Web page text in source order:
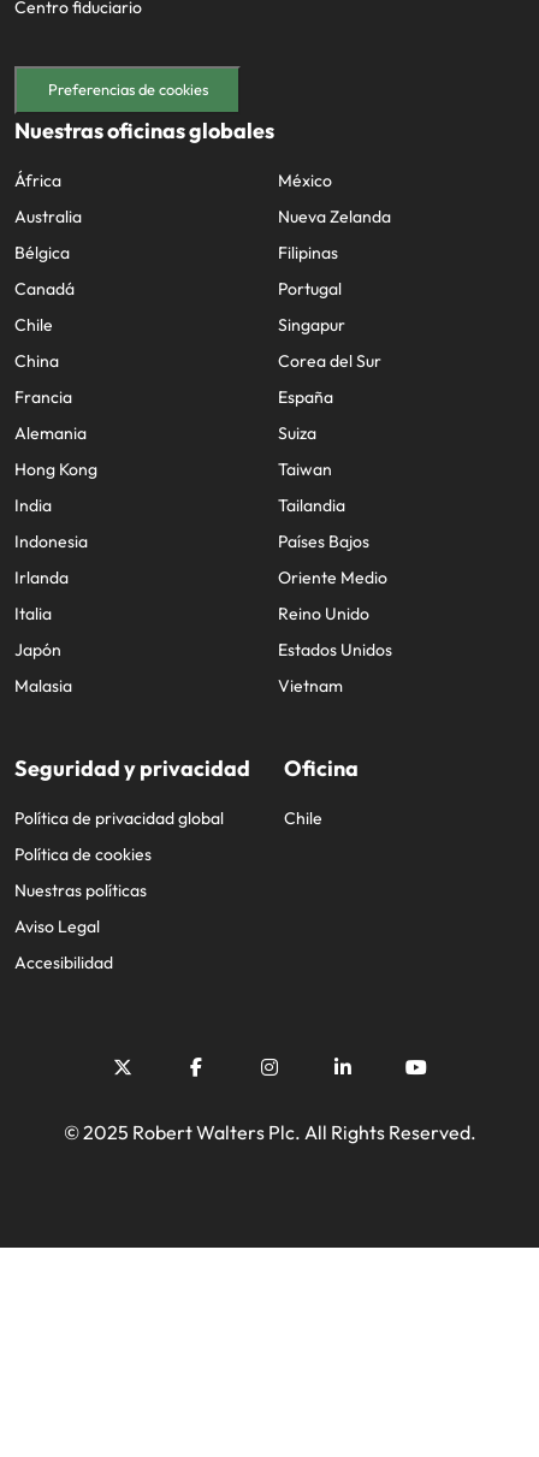
Centro fiduciario
Preferencias de cookies
Nuestras oficinas globales
África
Australia
Bélgica
Canadá
Chile
China
Francia
Alemania
Hong Kong
India
Indonesia
Irlanda
Italia
Japón
Malasia
México
Nueva Zelanda
Filipinas
Portugal
Singapur
Corea del Sur
España
Suiza
Taiwan
Tailandia
Países Bajos
Oriente Medio
Reino Unido
Estados Unidos
Vietnam
Seguridad y privacidad
Política de privacidad global
Política de cookies
Nuestras políticas
Aviso Legal
Accesibilidad
Oficina
Chile
© 2025 Robert Walters Plc. All Rights Reserved.